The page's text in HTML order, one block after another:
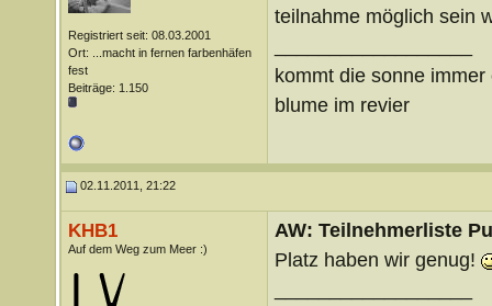
Registriert seit: 08.03.2001
Ort: ...macht in fernen farbenhäfen
fest
Beiträge: 1.150
teilnahme möglich sein
kommt die sonne
blume im revier
02.11.2011, 21:22
KHB1
Auf dem Weg zum Meer :)
AW: Teilnehmerliste
Platz haben wir genug!